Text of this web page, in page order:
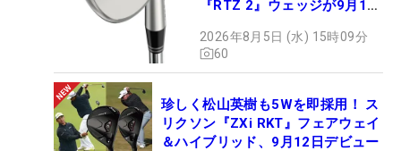
『RTZ 2』ウェッジが9月12
2026年8月5日 (水) 15時09分
60
珍しく松山英樹も5Wを即採用！ ス
リクソン『ZXi RKT』フェアウェイ
＆ハイブリッド、9月12日デビュー